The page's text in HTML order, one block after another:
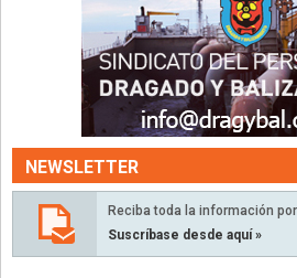
NEWSLETTER
Reciba toda la información
Suscríbase desde aquí »